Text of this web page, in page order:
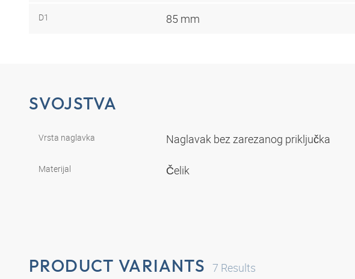
D1 85 mm
SVOJSTVA
Vrsta naglavka Naglavak bez zarezanog priključka
Materijal Čelik
PRODUCT VARIANTS 7 Results